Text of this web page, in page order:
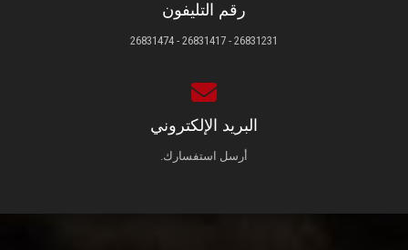
رقم التليفون
26831231 - 26831417 - 26831474
البريد الإلكتروني
أرسل استفسارك.